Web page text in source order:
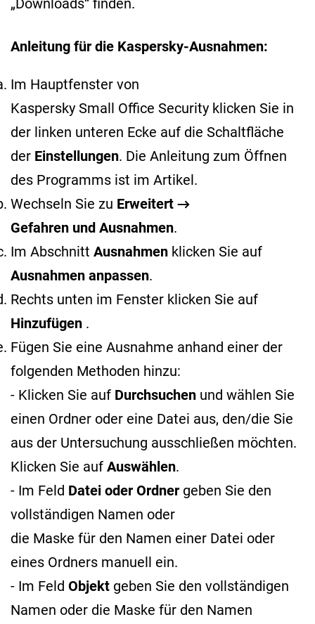
„Downloads“ finden.
Anleitung für die Kaspersky-Ausnahmen:
Im Hauptfenster von
Kaspersky Small Office Security klicken Sie in
der linken unteren Ecke auf die Schaltfläche
der Einstellungen. Die Anleitung zum Öffnen
des Programms ist im Artikel.
Wechseln Sie zu Erweitert →
Gefahren und Ausnahmen.
Im Abschnitt Ausnahmen klicken Sie auf
Ausnahmen anpassen.
Rechts unten im Fenster klicken Sie auf
Hinzufügen .
Fügen Sie eine Ausnahme anhand einer der
folgenden Methoden hinzu:
- Klicken Sie auf Durchsuchen und wählen Sie
einen Ordner oder eine Datei aus, den/die Sie
aus der Untersuchung ausschließen möchten.
Klicken Sie auf Auswählen.
- Im Feld Datei oder Ordner geben Sie den
vollständigen Namen oder
die Maske für den Namen einer Datei oder
eines Ordners manuell ein.
- Im Feld Objekt geben Sie den vollständigen
Namen oder die Maske für den Namen